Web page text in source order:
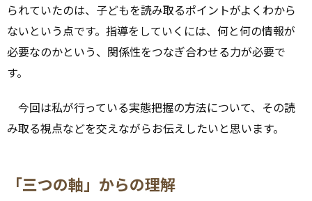
られていたのは、子どもを読み取るポイントがよくわから
ないという点です。指導をしていくには、何と何の情報が
必要なのかという、関係性をつなぎ合わせる力が必要で
す。
今回は私が行っている実態把握の方法について、その読
み取る視点などを交えながらお伝えしたいと思います。
「三つの軸」からの理解